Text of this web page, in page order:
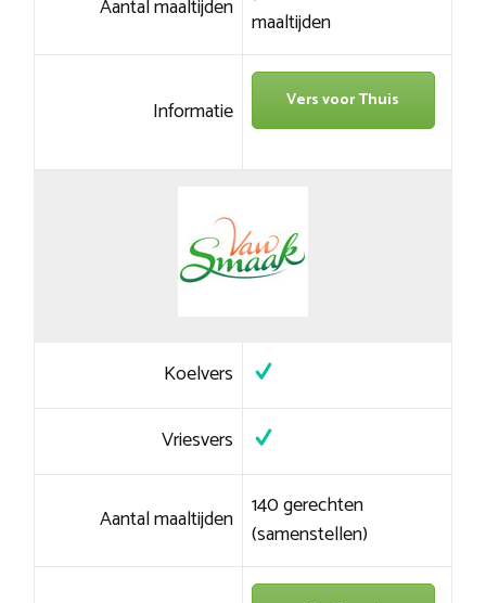
Aantal maaltijden maaltijden
Informatie Vers voor Thuis
Koelvers
Vriesvers
Aantal maaltijden 140 gerechten
(samenstellen)